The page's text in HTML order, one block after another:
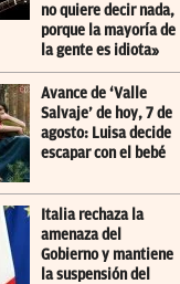
no quiere decir nada,
porque la mayoría de
la gente es idiota»
Avance de ‘Valle
Salvaje’ de hoy, 7 de
agosto: Luisa decide
escapar con el bebé
Italia rechaza la
amenaza del
Gobierno y mantiene
la suspensión del